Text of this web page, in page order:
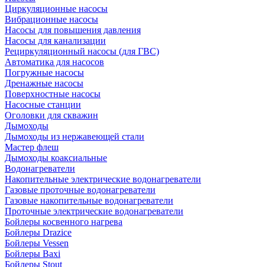
Циркуляционные насосы
Вибрационные насосы
Насосы для повышения давления
Насосы для канализации
Рециркуляционный насосы (для ГВС)
Автоматика для насосов
Погружные насосы
Дренажные насосы
Поверхностные насосы
Насосные станции
Оголовки для скважин
Дымоходы
Дымоходы из нержавеющей стали
Мастер флеш
Дымоходы коаксиальные
Водонагреватели
Накопительные электрические водонагреватели
Газовые проточные водонагреватели
Газовые накопительные водонагреватели
Проточные электрические водонагреватели
Бойлеры косвенного нагрева
Бойлеры Drazice
Бойлеры Vessen
Бойлеры Baxi
Бойлеры Stout